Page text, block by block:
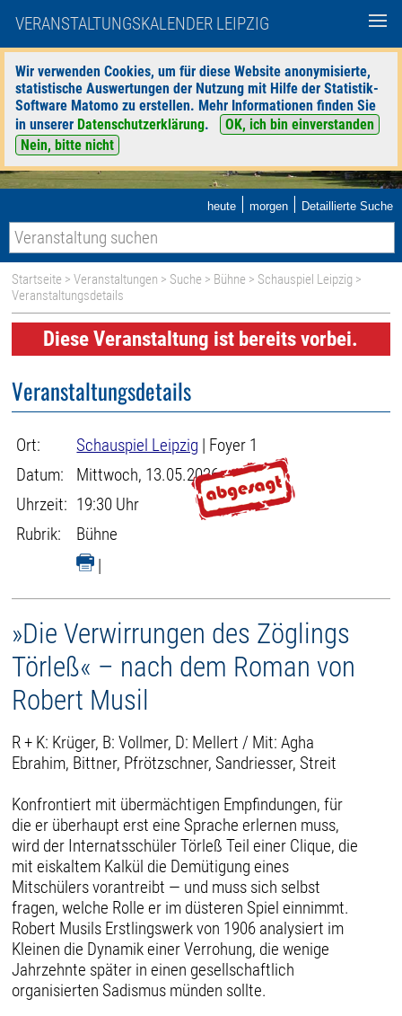
VERANSTALTUNGSKALENDER LEIPZIG
Wir verwenden Cookies, um für diese Website anonymisierte,
statistische Auswertungen der Nutzung mit Hilfe der Statistik-
Software Matomo zu erstellen. Mehr Informationen finden Sie
in unserer Datenschutzerklärung.
OK, ich bin einverstanden
Nein, bitte nicht
heute | morgen | Detaillierte Suche
Startseite >Veranstaltungen > Suche > Bühne > Schauspiel Leipzig >
Veranstaltungsdetails
Diese Veranstaltung ist bereits vorbei.
Veranstaltungsdetails
Ort: Schauspiel Leipzig | Foyer 1
Datum:
Mittwoch, 13.05.2026
Uhrzeit: 19:30 Uhr
Rubrik:
Bühne
|
»Die Verwirrungen des Zöglings
Törleß« – nach dem Roman von
Robert Musil
R + K: Krüger, B: Vollmer, D: Mellert / Mit: Agha
Ebrahim, Bittner, Pfrötzschner, Sandriesser, Streit
Konfrontiert mit übermächtigen Empfindungen, für
die er überhaupt erst eine Sprache erlernen muss,
wird der Internatsschüler Törleß Teil einer Clique, die
mit eiskaltem Kalkül die Demütigung eines
Mitschülers vorantreibt — und muss sich selbst
fragen, welche Rolle er im düsteren Spiel einnimmt.
Robert Musils Erstlingswerk von 1906 analysiert im
Kleinen die Dynamik einer Verrohung, die wenige
Jahrzehnte später in einen gesellschaftlich
organisierten Sadismus münden sollte.